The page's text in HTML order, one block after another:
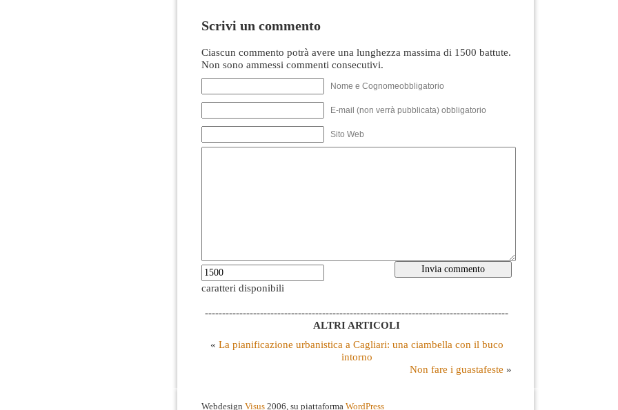
Scrivi un commento
Ciascun commento potrà avere una lunghezza massima di 1500 battute.
Non sono ammessi commenti consecutivi.
Nome e Cognomeobbligatorio
E-mail (non verrà pubblicata) obbligatorio
Sito Web
caratteri disponibili
----------------------------------------------------------------------------------------
ALTRI ARTICOLI
« La pianificazione urbanistica a Cagliari: una ciambella con il buco
intorno
Non fare i guastafeste »
Webdesign Visus 2006, su piattaforma WordPress